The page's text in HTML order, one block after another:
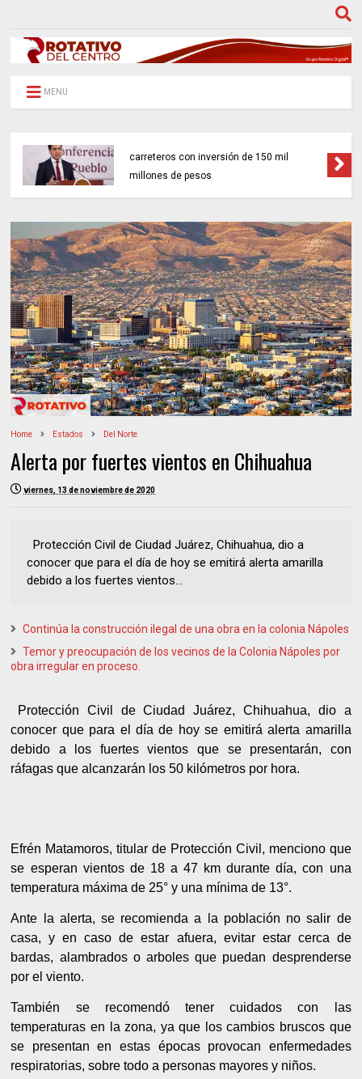
MENU
carreteros con inversión de 150 mil
millones de pesos
Home Estados Del Norte
Alerta por fuertes vientos en Chihuahua
viernes, 13 de noviembre de 2020
Protección Civil de Ciudad Juárez, Chihuahua, dio a
conocer que para el día de hoy se emitirá alerta amarilla
debido a los fuertes vientos...
Continúa la construcción ilegal de una obra en la colonia Nápoles
Temor y preocupación de los vecinos de la Colonia Nápoles por
obra irregular en proceso.
Protección Civil de Ciudad Juárez, Chihuahua, dio a
conocer que para el día de hoy se emitirá alerta amarilla
debido a los fuertes vientos que se presentarán, con
ráfagas que alcanzarán los 50 kilómetros por hora.
Efrén Matamoros, titular de Protección Civil, menciono que
se esperan vientos de 18 a 47 km durante día, con una
temperatura máxima de 25° y una mínima de 13°.
Ante la alerta, se recomienda a la población no salir de
casa, y en caso de estar afuera, evitar estar cerca de
bardas, alambrados o arboles que puedan desprenderse
por el viento.
También se recomendó tener cuidados con las
temperaturas en la zona, ya que los cambios bruscos que
se presentan en estas épocas provocan enfermedades
respiratorias, sobre todo a personas mayores y niños.